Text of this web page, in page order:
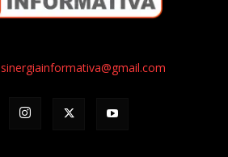
sinergiainformativa@gmail.com